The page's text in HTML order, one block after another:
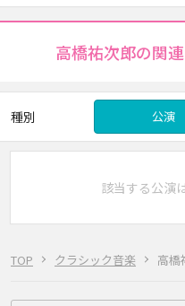
TOP クラシック音楽 高橋
高橋祐次郎の関
種別 公演
該当する公演